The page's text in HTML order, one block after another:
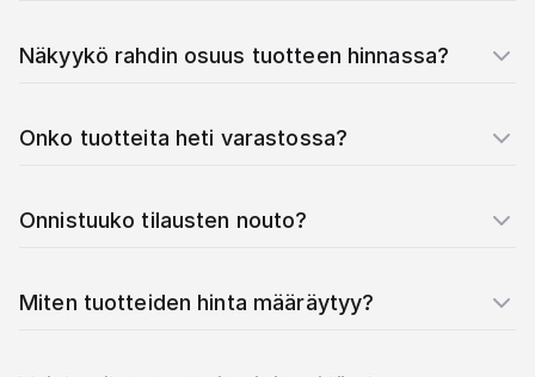
Näkyykö rahdin osuus tuotteen hinnassa?
Onko tuotteita heti varastossa?
Onnistuuko tilausten nouto?
Miten tuotteiden hinta määräytyy?